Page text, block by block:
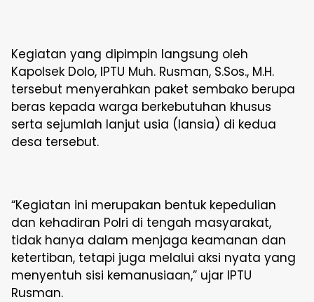
Kegiatan yang dipimpin langsung oleh
Kapolsek Dolo, IPTU Muh. Rusman, S.Sos., M.H.
tersebut menyerahkan paket sembako berupa
beras kepada warga berkebutuhan khusus
serta sejumlah lanjut usia (lansia) di kedua
desa tersebut.
“Kegiatan ini merupakan bentuk kepedulian
dan kehadiran Polri di tengah masyarakat,
tidak hanya dalam menjaga keamanan dan
ketertiban, tetapi juga melalui aksi nyata yang
menyentuh sisi kemanusiaan,” ujar IPTU
Rusman.